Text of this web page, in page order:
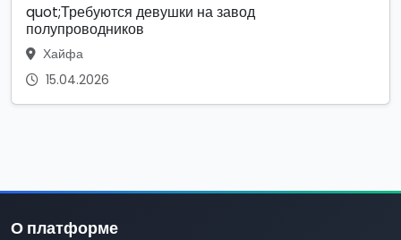
quot;Требуются девушки на завод
полупроводников
Хайфа
15.04.2026
О платформе